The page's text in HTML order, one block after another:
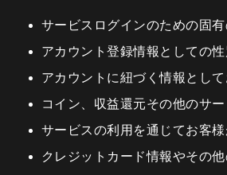
サービスログインのための固
アカウント登録情報としての
アカウントに紐づく情報とし
コイン、収益還元その他のサ
サービスの利用を通じてお客
クレジットカード情報やその